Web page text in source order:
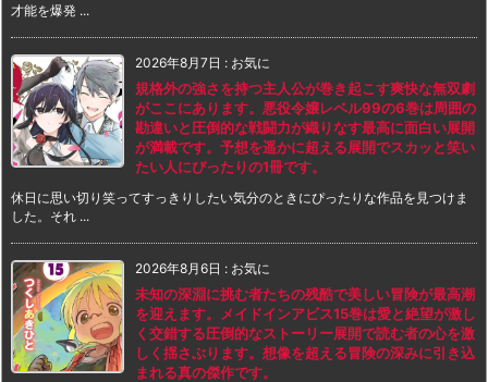
才能を爆発 ...
2026年8月7日 : お気に
規格外の強さを持つ主人公が巻き起こす爽快な無双劇
がここにあります。悪役令嬢レベル99の6巻は周囲の
勘違いと圧倒的な戦闘力が織りなす最高に面白い展開
が満載です。予想を遥かに超える展開でスカッと笑い
たい人にぴったりの1冊です。
休日に思い切り笑ってすっきりしたい気分のときにぴったりな作品を見つけま
した。それ ...
2026年8月6日 : お気に
未知の深淵に挑む者たちの残酷で美しい冒険が最高潮
を迎えます。メイドインアビス15巻は愛と絶望が激し
く交錯する圧倒的なストーリー展開で読む者の心を激
しく揺さぶります。想像を超える冒険の深みに引き込
まれる真の傑作です。